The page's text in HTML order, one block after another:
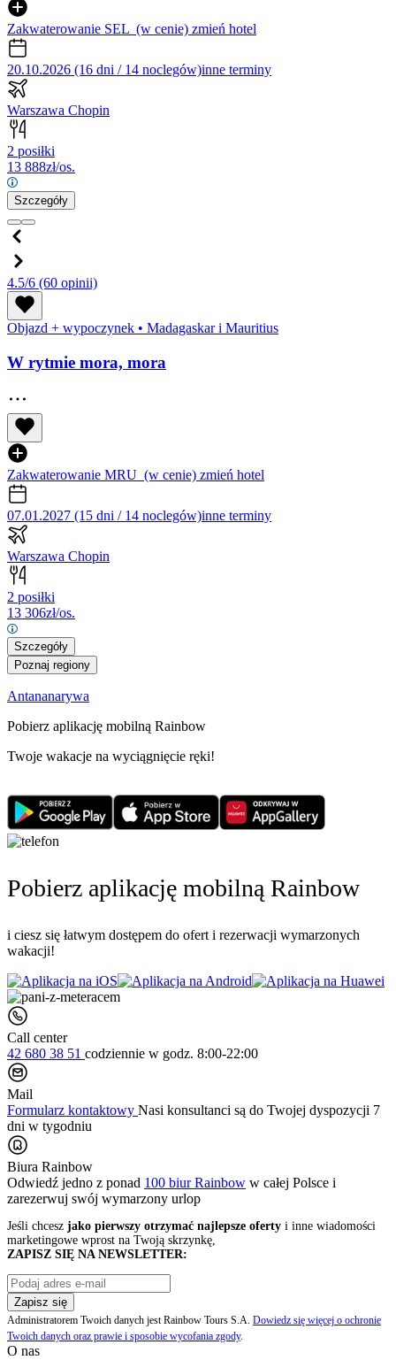
Zakwaterowanie SEL (w cenie) zmień hotel
20.10.2026 (16 dni / 14 noclegów)inne terminy
Warszawa Chopin
2 posiłki
13 888zł/os.
Szczegóły
4.5/6 (60 opinii)
Objazd + wypoczynek • Madagaskar i Mauritius
W rytmie mora, mora
Zakwaterowanie MRU (w cenie) zmień hotel
07.01.2027 (15 dni / 14 noclegów)inne terminy
Warszawa Chopin
2 posiłki
13 306zł/os.
Szczegóły
Poznaj regiony
Antananarywa
Pobierz aplikację mobilną Rainbow
Twoje wakacje na wyciągnięcie ręki!
Pobierz aplikację mobilną Rainbow
i ciesz się łatwym dostępem do ofert i rezerwacji wymarzonych
wakacji!
Call center
42 680 38 51 codziennie w godz. 8:00-22:00
Mail
Formularz kontaktowy Nasi konsultanci są do Twojej dyspozycji 7
dni w tygodniu
Biura Rainbow
Odwiedź jedno z ponad 100 biur Rainbow w całej Polsce i
zarezerwuj swój wymarzony urlop
Jeśli chcesz jako pierwszy otrzymać najlepsze oferty i inne wiadomości
marketingowe wprost na Twoją skrzynkę,
ZAPISZ SIĘ NA NEWSLETTER:
Zapisz się
Administratorem Twoich danych jest Rainbow Tours S.A. Dowiedz się więcej o ochronie
Twoich danych oraz prawie i sposobie wycofania zgody.
O nas